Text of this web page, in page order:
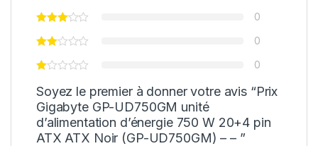
0
0
0
Soyez le premier à donner votre avis “Prix
Gigabyte GP-UD750GM unité
d’alimentation d’énergie 750 W 20+4 pin
ATX ATX Noir (GP-UD750GM) – – ”